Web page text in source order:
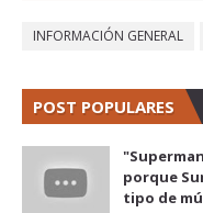
INFORMACIÓN GENERAL
POST POPULARES
porque
tipo de